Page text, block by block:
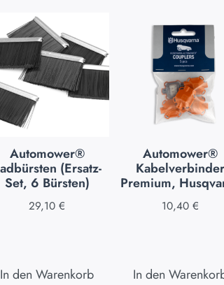
Automower®
(Ersatz-
Set, 6 Bürsten)
29,10 €
In den Warenkorb
Automower®
Kabelverbinder
Premium,
10,40 €
In den